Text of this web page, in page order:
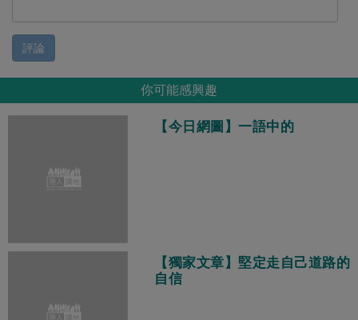
評論
你可能感興趣
【今日網圖】一語中的
【獨家文章】堅定走自己道路的
自信